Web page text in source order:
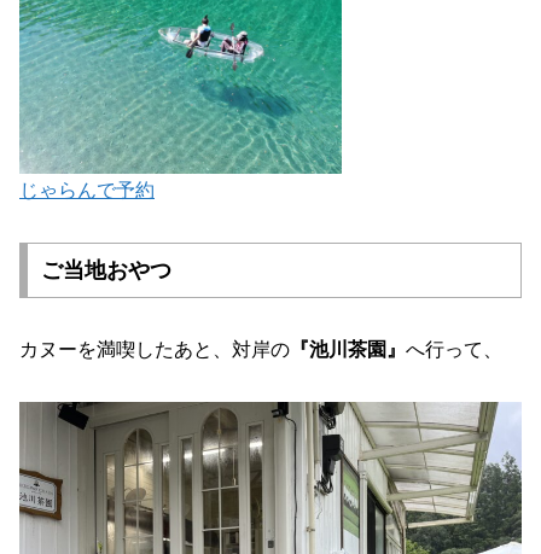
じゃらんで予約
ご当地おやつ
カヌーを満喫したあと、対岸の 『池川茶園』 へ行って、